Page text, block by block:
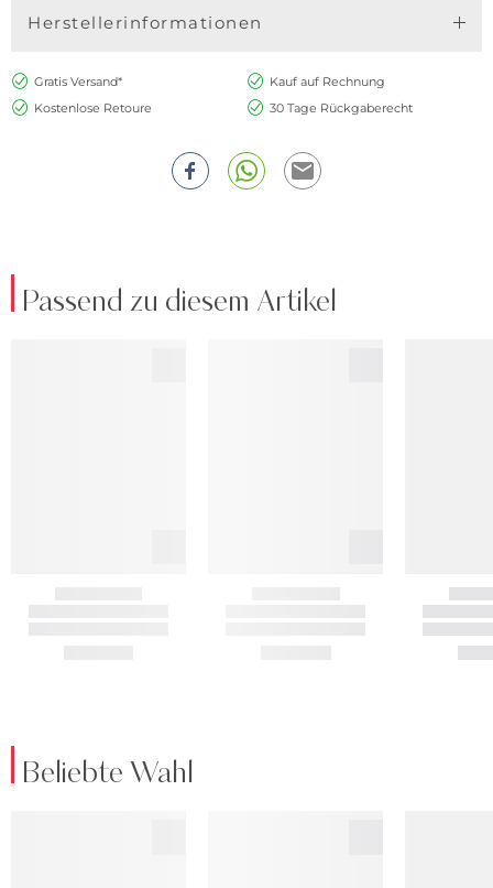
Herstellerinformationen
Gratis Versand*
Kauf auf Rechnung
Kostenlose Retoure
30 Tage Rückgaberecht
Passend zu diesem Artikel
Beliebte Wahl